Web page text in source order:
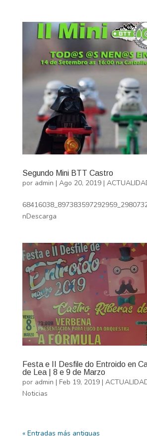
Segundo Mini BTT Castro
por admin | Ago 20, 2019|
nDescarga
Festa e II Desfile do Entroido en
de Lea | 8 e 9 de Marzo
por admin | Feb 19, 2019|
Noticias
« Entradas más antiguas